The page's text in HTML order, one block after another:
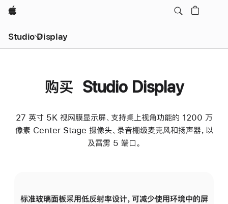
Apple
Studio Display
购买 Studio Display
27 英寸 5K 视网膜显示屏、支持桌上视角功能的 1200 万
像素 Center Stage 摄像头、录音棚级麦克风和扬声器，以
及雷雳 5 端口。
标准玻璃面板采用低反射率设计，可减少使用环境中的屏